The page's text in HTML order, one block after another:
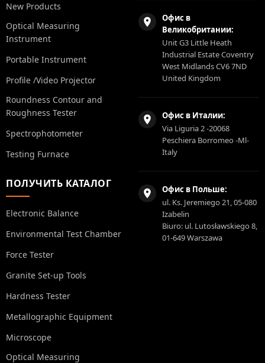
New Products
Optical Measuring
Instrument
Portable Instrument
Profile /Video Projector
Roundness Contour and
Roughness Tester
Spectrophotometer
Testing Furnace
ПОЛУЧИТЬ КАТАЛОГ
Electronic Balance
Environmental Test Chamber
Force Tester
Granite Set-up Tools
Hardness Tester
Metallographic Equipment
Microscope
Optical Measuring
Офис в
Великобритании:
Unit G3 Little Heath
Industrial Estate Coventry
West Midlands CV6 7ND
United Kingdom
Офис в Италии:
Via Liguria 2 -20068
Peschiera Borromeo -Ml-
Italy
Офис в Польше:
ul. Ks. Jeremiego 21, 05-080
Izabelin
Biuro: ul. Lutosławskiego 8,
01-649 Warszawa